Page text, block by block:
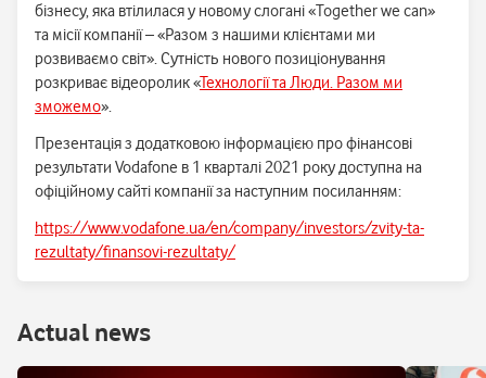
бізнесу, яка втілилася у новому слогані «Together we can»
та місії компанії – «Разом з нашими клієнтами ми
розвиваємо світ». Сутність нового позиціонування
розкриває відеоролик «Технології та Люди. Разом ми
зможемо».
Презентація з додатковою інформацією про фінансові
результати Vodafone в 1 кварталі 2021 року доступна на
офіційному сайті компанії за наступним посиланням:
https://www.vodafone.ua/en/company/investors/zvity-ta-
rezultaty/finansovi-rezultaty/
Аctual news